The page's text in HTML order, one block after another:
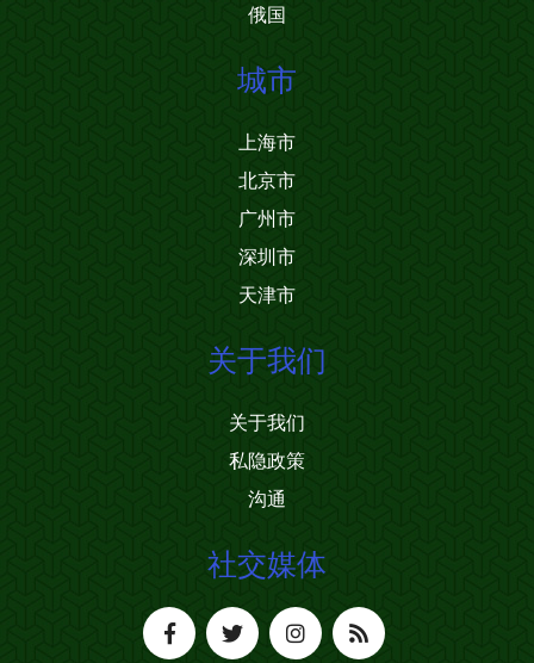
俄国
城市
上海市
北京市
广州市
深圳市
天津市
关于我们
关于我们
私隐政策
沟通
社交媒体